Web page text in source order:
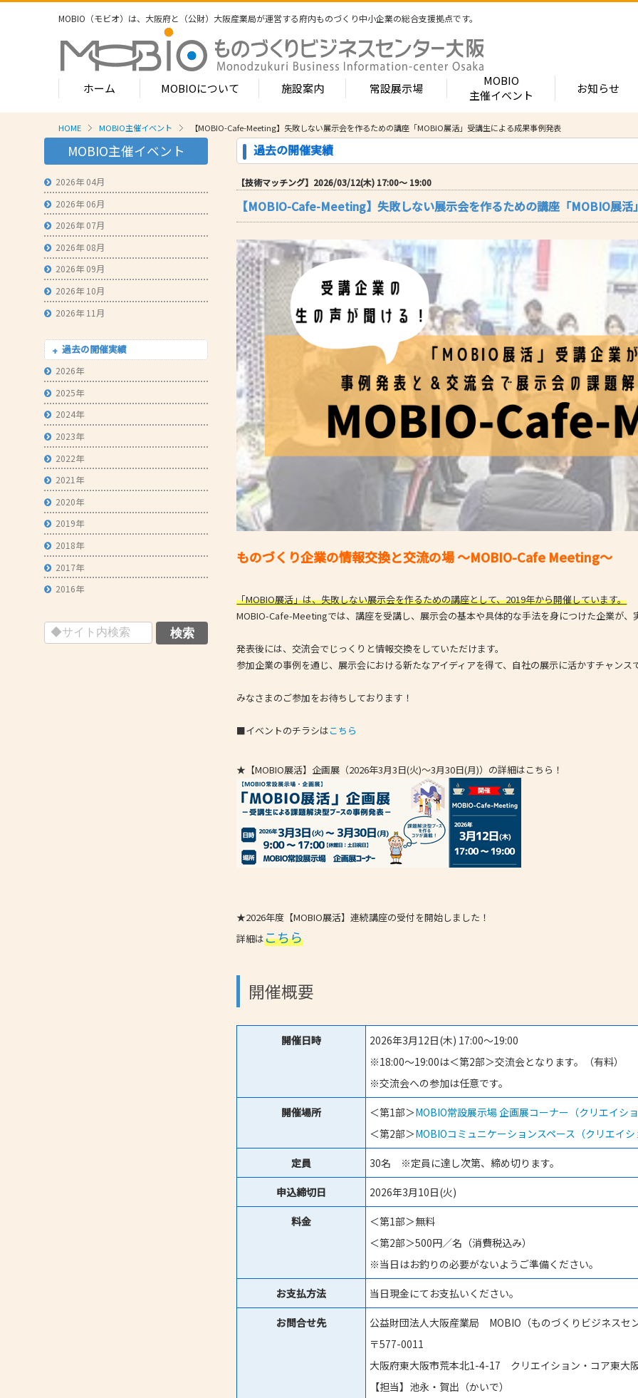
MOBIO（モビオ）は、大阪府と（公財）大阪産業局が運営する府内ものづくり中小企業の総合支援拠点です。
ホーム MOBIOについて
MOBIOのサービス
- ワンストップサービス
- 常設展示場
- MOBIOインキュベート支援
- 取引適正化講習会
- 産学連携の支援
- 産学連携の相談・対応事例
- 知的財産に関する支援
- 技術者育成の支援
- メールマガジン
- ものづくり取引あっせん
- ものづくりB2Bネットワーク
- MOBIOイノベーションセンター
- 展示・商談会
- 大阪ものづくり企業ナビ
- MOBIO主催イベント
- ものづくりイノベーション支援
- 大規模展示商談会活用事業（出展支援事業）
- 大阪府中小企業等外国出願支援事業
- 大阪ものづくり優良企業賞
- 大阪製ブランド認定制度
- 大阪の伝統工芸品
- 大阪ものづくり企業 海外拠点リスト
MOBIOとは
- MOBIOの4つの
- オープンファク
- ものづくり中小
- 街パビOSAKA
- リボーンチャ
（万博場外展示
施設案内
- フロア案内 -北館-
1-2階（常設展示企業五十音順一覧）
常設展示場のご案内
3階
4階（インキュベートルーム）
- フロア案内 -南館-
1階
2階
産学連携オフィス
3階
常設展示場
常設展示場
- MOBIO 常設展示場
視察見学について
展示場出展について
出展のメリット
出展するには？
よくある質問
出展企業の声
出展企業紹介
- 出展企業カテ
出展企業一覧（
- 業種から探
化学・樹脂
生活関連等
MOBIO
主催イベント
お知らせ
HOME MOBIO主催イベント 【MOBIO-Cafe-Meeting】失敗しない展示会を作るための講座「MOBIO展活」受講生による成果事例発表
MOBIO主催イベント
2026年 04月
2026年 06月
2026年 07月
2026年 08月
2026年 09月
2026年 10月
2026年 11月
過去の開催実績
2026年
2025年
2024年
2023年
2022年
2021年
2020年
2019年
2018年
2017年
2016年
過去の開催実績
【技術マッチング】2026/03/12(木) 17:00〜 19:00
【MOBIO-Cafe-Meeting】失敗しない展示会を作るための講座「MOBIO展
ものづくり企業の情報交換と交流の場 ～MOBIO-Cafe Meeting～
「MOBIO展活」は、失敗しない展示会を作るための講座として、2019年から開催しています。
MOBIO-Cafe-Meetingでは、講座を受講し、展示会の基本や具体的な手法を身につけた企業が
発表後には、交流会でじっくりと情報交換をしていただけます。
参加企業の事例を通じ、展示会における新たなアイディアを得て、自社の展示に活かすチャンス
みなさまのご参加をお待ちしております！
■イベントのチラシはこちら
★【MOBIO展活】企画展（2026年3月3日(火)～3月30日(月)）の詳細はこちら！
★2026年度【MOBIO展活】連続講座の受付を開始しました！
詳細はこちら
開催概要
開催日時
2026年3月12日(木) 17:00～19:00
※18:00～19:00は＜第2部＞交流会となります。（有料）
※交流会への参加は任意です。
開催場所 ＜第1部＞MOBIO常設展示場 企画展コーナー（クリエイシ
＜第2部＞MOBIOコミュニケーションスペース（クリエイ
定員 30名 ※定員に達し次第、締め切ります。
申込締切日 2026年3月10日(火)
料金
＜第1部＞無料
＜第2部＞500円／名（消費税込み）
※当日はお釣りの必要がないようご準備ください。
お支払方法 当日現金にてお支払いください。
お問合せ先
公益財団法人大阪産業局 MOBIO（ものづくりビジネスセ
〒577-0011
大阪府東大阪市荒本北1-4-17 クリエイション・コア東大
【担当】池永・賀出（かいで）